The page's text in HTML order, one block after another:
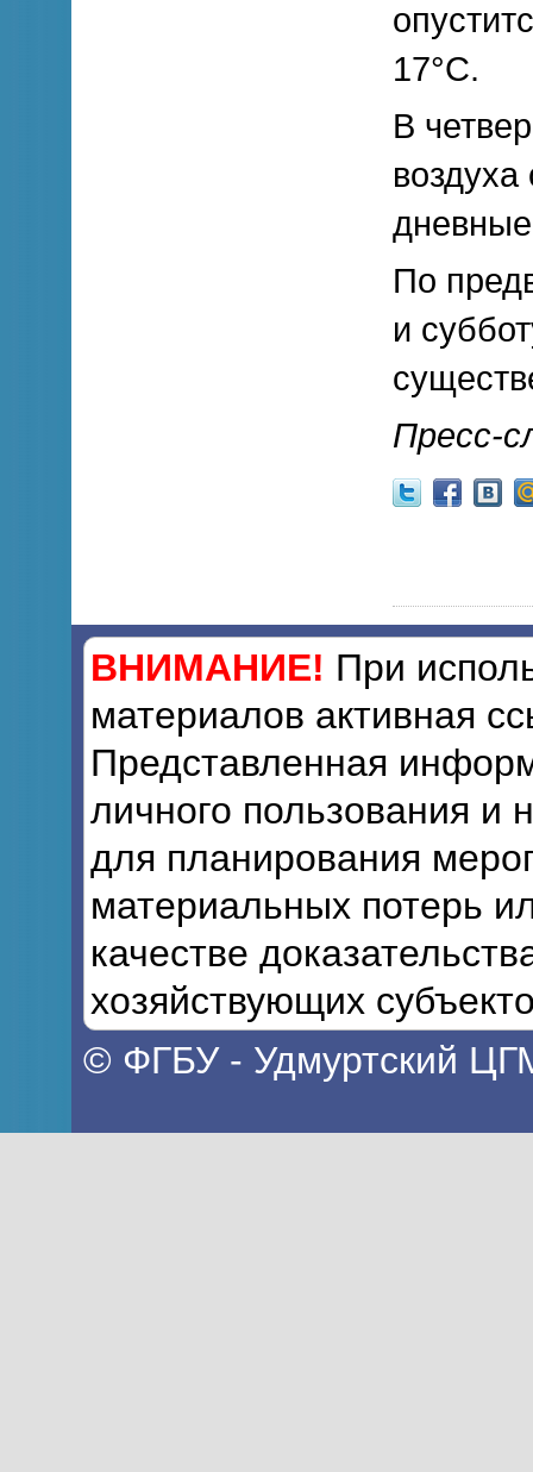
17°С.
В
По
и
Пресс-
ВНИМАНИЕ! При
материалов активная
Представленная
личного пользования и
для планирования
материальных потерь
качестве
хозяйствующих
© ФГБУ - Удмуртский